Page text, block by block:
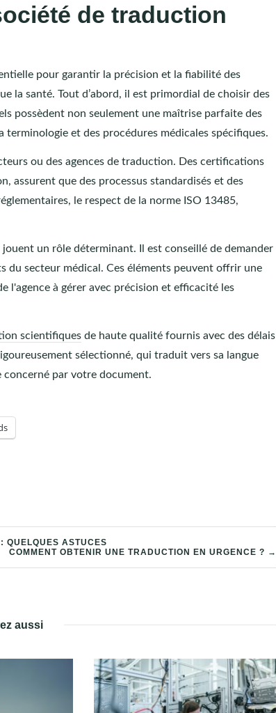
de traduction
pour garantir la précision et la fiabilité des
la santé. Tout d’abord, il est primordial de choisir des
possèdent non seulement une maîtrise parfaite des
terminologie et des procédures médicales spécifiques.
ou des agences de traduction. Des certifications
assurent que des processus standardisés et des
le respect de la norme ISO 13485,
un rôle déterminant. Il est conseillé de demander
du secteur médical. Ces éléments peuvent offrir une
l'agence à gérer avec précision et efficacité les
scientifiques de haute qualité fournis avec des délais
sélectionné, qui traduit vers sa langue
concerné par votre document.
QUELQUES ASTUCES
COMMENT OBTENIR UNE TRADUCTION EN URGENCE ? →
aussi